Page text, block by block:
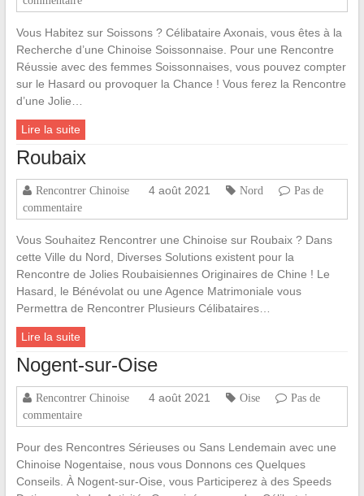
Vous Habitez sur Soissons ? Célibataire Axonais, vous êtes à la
Recherche d’une Chinoise Soissonnaise. Pour une Rencontre
Réussie avec des femmes Soissonnaises, vous pouvez compter
sur le Hasard ou provoquer la Chance ! Vous ferez la Rencontre
d’une Jolie…
Lire la suite
Roubaix
Rencontrer Chinoise 4 août 2021 Nord
Pas de
commentaire
Vous Souhaitez Rencontrer une Chinoise sur Roubaix ? Dans
cette Ville du Nord, Diverses Solutions existent pour la
Rencontre de Jolies Roubaisiennes Originaires de Chine ! Le
Hasard, le Bénévolat ou une Agence Matrimoniale vous
Permettra de Rencontrer Plusieurs Célibataires…
Lire la suite
Nogent-sur-Oise
Rencontrer Chinoise 4 août 2021 Oise
Pas de
commentaire
Pour des Rencontres Sérieuses ou Sans Lendemain avec une
Chinoise Nogentaise, nous vous Donnons ces Quelques
Conseils. À Nogent-sur-Oise, vous Participerez à des Speeds